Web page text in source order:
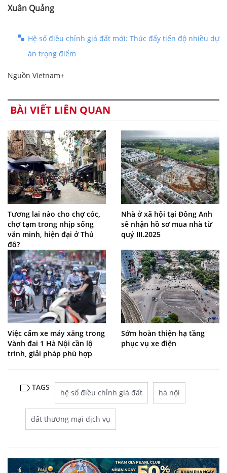
Xuân Quảng
Hệ số điều chỉnh giá đất mới: Thúc đẩy tiến độ nhiều dự
án trọng điểm
Nguồn Vietnam+
BÀI VIẾT LIÊN QUAN
Tương lai nào cho chợ cóc,
chợ tạm trong nhịp sống
văn minh, hiện đại ở Thủ
đô?
Nhà ở xã hội tại Đông Anh
sẽ nhận hồ sơ mua nhà từ
quý III.2025
Việc cấm xe máy xăng trong
Vành đai 1 Hà Nội cần lộ
trình, giải pháp phù hợp
Sớm hoàn thiện hạ tầng
phục vụ xe điện
TAGS
hệ số điều chỉnh giá đất hà nội
đất thương mại dịch vụ